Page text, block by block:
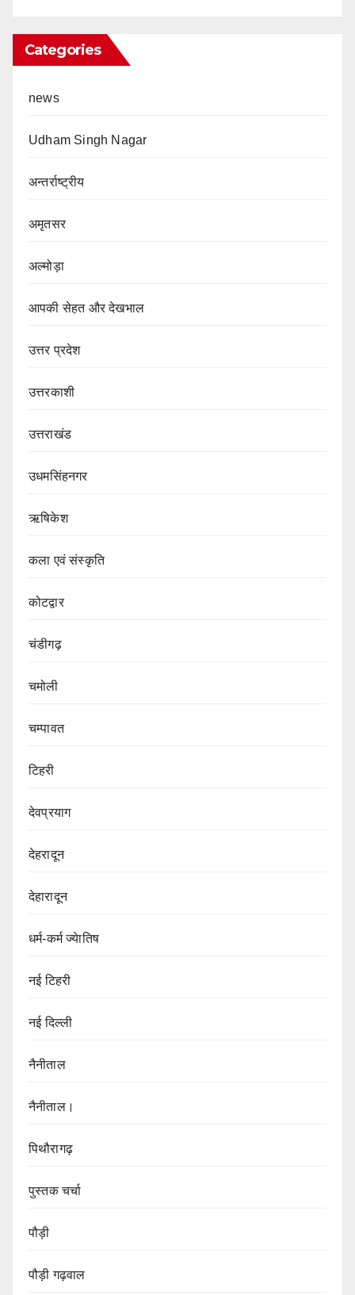
Categories
news
Udham Singh Nagar
अन्तर्राष्ट्रीय
अमृतसर
अल्मोड़ा
आपकी सेहत और देखभाल
उत्तर प्रदेश
उत्तरकाशी
उत्तराखंड
उधमसिंहनगर
ऋषिकेश
कला एवं संस्कृति
कोटद्वार
चंडीगढ़
चमोली
चम्पावत
टिहरी
देवप्रयाग
देहरादून
देहारादून
धर्म-कर्म ज्येातिष
नई टिहरी
नई दिल्ली
नैनीताल
नैनीताल।
पिथौरागढ़
पुस्तक चर्चा
पौड़ी
पौड़ी गढ़वाल